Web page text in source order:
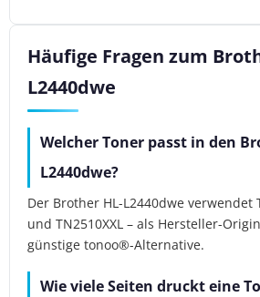
Häufige Fragen zum
L2440dwe
Welcher Toner passt in den
L2440dwe?
Der Brother HL-L2440dwe verwendet
und TN2510XXL – als Hersteller-
günstige tonoo®-Alternative.
Wie viele Seiten druckt eine